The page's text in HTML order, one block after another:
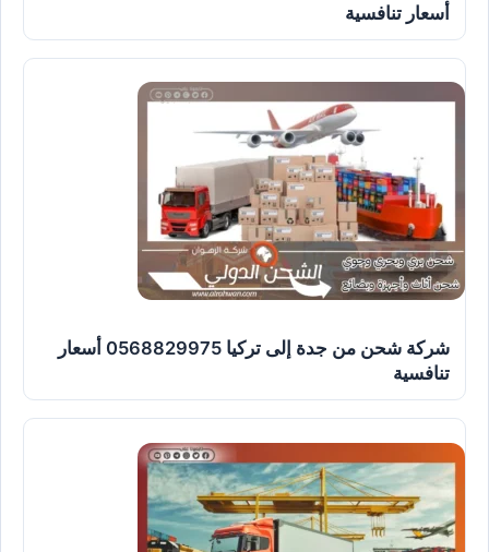
أسعار تنافسية
شركة شحن من جدة إلى تركيا 0568829975 أسعار
تنافسية